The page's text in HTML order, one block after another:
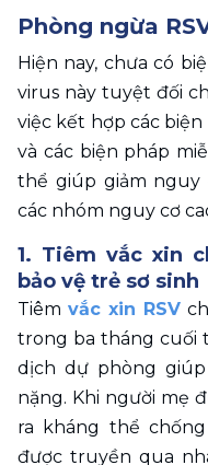
Phòng ngừa
Hiện nay, chưa có
virus này tuyệt đối
việc kết hợp các
và các biện pháp
thể giúp giảm nguy
các nhóm nguy cơ
1. Tiêm vắc xin
bảo vệ trẻ sơ sinh
Tiêm vắc xin RSV
trong ba tháng cuối
dịch dự phòng giúp
nặng. Khi người mẹ
ra kháng thể
được truyền qua